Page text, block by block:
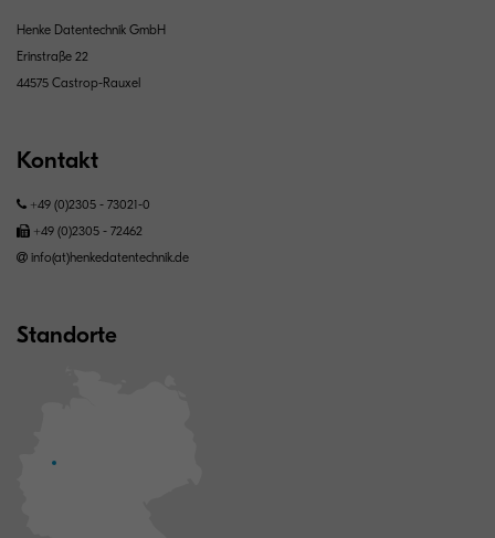
Henke Datentechnik GmbH
Erinstraße 22
44575 Castrop-Rauxel
Kontakt
+49 (0)2305 - 73021-0
+49 (0)2305 - 72462
info(at)henkedatentechnik.de
Standorte